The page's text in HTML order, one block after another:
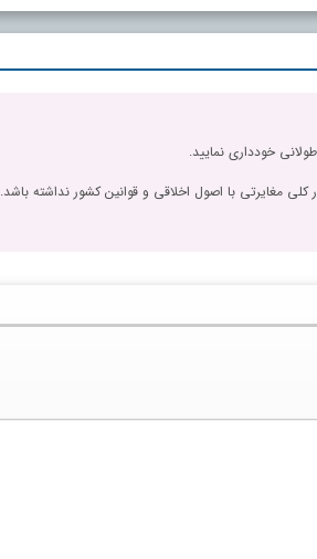
خودداری نمایید.
مغایرتی با اصول اخلاقی و قوانین کشور نداشته باشد.